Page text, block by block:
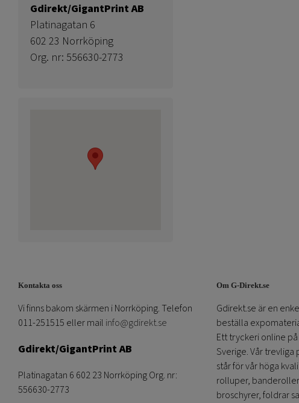
Gdirekt/GigantPrint AB
Platinagatan 6
602 23 Norrköping
Org. nr: 556630-2773
Kontakta oss
Vi finns bakom skärmen i Norrköping. Telefon
011-251515 eller mail info@gdirekt.se
Gdirekt/GigantPrint AB
Platinagatan 6 602 23 Norrköping Org. nr:
556630-2773
Om G-Direkt.se
Gdirekt.se är en
beställa
Ett tryckeri online
Sverige. Vår
står för vår höga
rolluper,
broschyrer, foldrar